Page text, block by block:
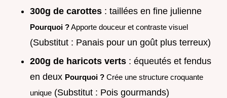
300g de carottes : taillées en fine julienne
Pourquoi ?Apporte douceur et contraste visuel
(Substitut : Panais pour un goût plus terreux)
200g de haricots verts : équeutés et fendus
en deux Pourquoi ? Crée une structure croquante
unique (Substitut : Pois gourmands)